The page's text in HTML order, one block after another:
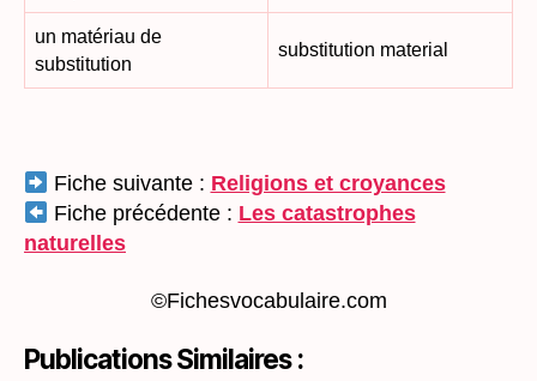
un matériau de
substitution
substitution material
Fiche suivante : Religions et croyances
Fiche précédente : Les catastrophes
naturelles
©Fichesvocabulaire.com
Publications Similaires :